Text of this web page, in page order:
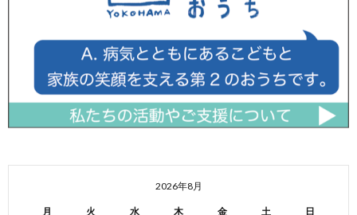
2026年8月
月 火 水 木 金 土 日